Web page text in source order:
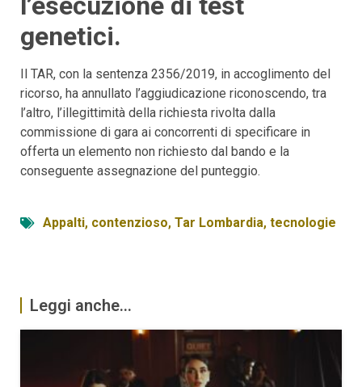
genetici.
Il TAR, con la sentenza 2356/2019, in accoglimento del
ricorso, ha annullato l’aggiudicazione riconoscendo, tra
l’altro, l’illegittimità della richiesta rivolta dalla
commissione di gara ai concorrenti di specificare in
offerta un elemento non richiesto dal bando e la
conseguente assegnazione del punteggio.
Appalti, contenzioso, Tar Lombardia, tecnologie
Leggi anche...